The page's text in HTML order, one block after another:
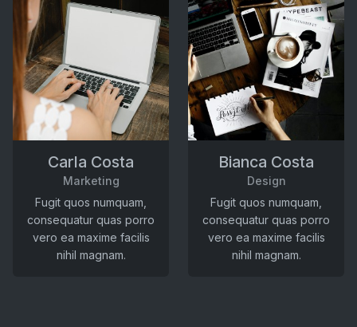
Carla Costa
Marketing
Fugit quos numquam,
consequatur quas porro
vero ea maxime facilis
nihil magnam.
Bianca Costa
Design
Fugit quos numquam,
consequatur quas porro
vero ea maxime facilis
nihil magnam.